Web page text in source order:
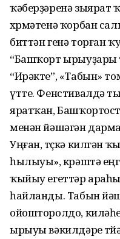
ҡәберҙәренә
хөрмәтенә ҡорбан
биттән генә торған
“Башҡорт
“Ирәкте”, «Табын»
үтте. Фенстивалдә
яратҡан,
менән йәшәгән
Уңған, төҫкә килгән
һылыуы», көрәштә
ҡыйыу егеттәр
һайланды. Табын
ойошторолдо,
ырыуы вәкилдәре